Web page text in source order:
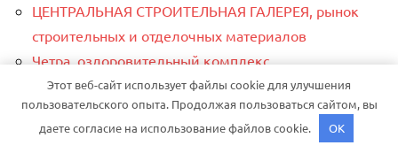
ЦЕНТРАЛЬНАЯ СТРОИТЕЛЬНАЯ ГАЛЕРЕЯ, рынок
строительных и отделочных материалов
Четра, оздоровительный комплекс
Чип Тюнинг, прошивка авто в Евпатории от Pro-
chip.ru
Чувашия, оздоровительный центр
Этот веб-сайт использует файлы cookie для улучшения
пользовательского опыта. Продолжая пользоваться сайтом, вы
даете согласие на использование файлов cookie.
OK